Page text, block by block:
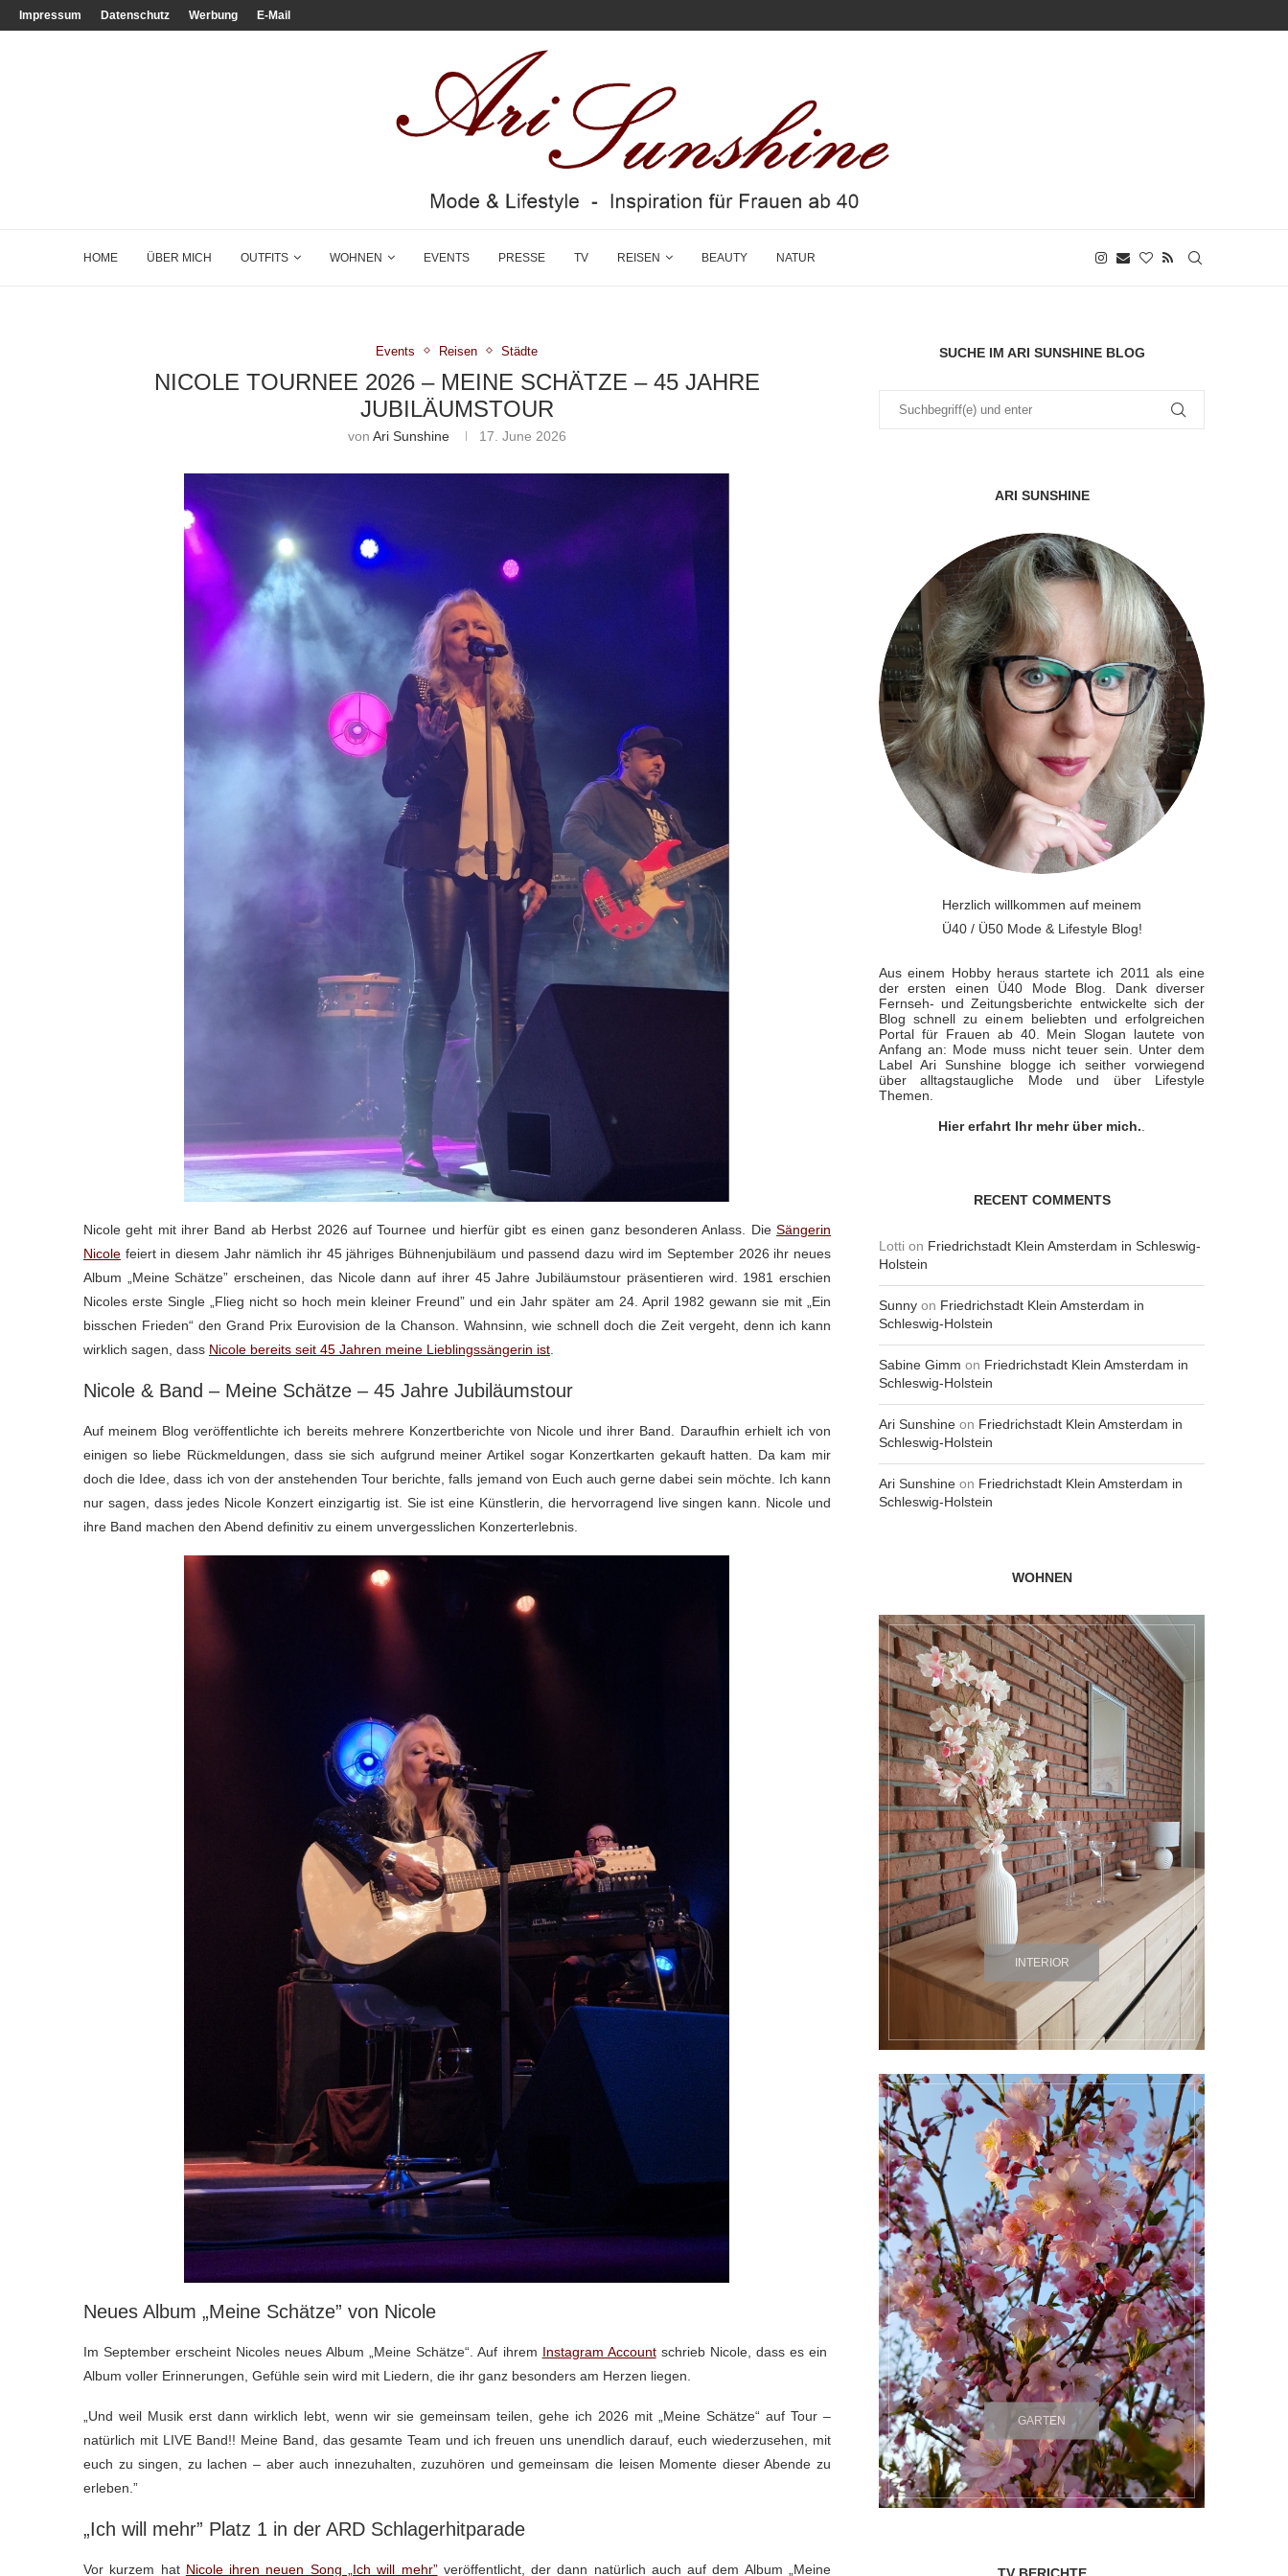
Impressum Datenschutz Werbung E-Mail
HOME ÜBER MICH OUTFITS WOHNEN EVENTS PRESSE TV REISEN BEAUTY NATUR
Events Reisen Städte
NICOLE TOURNEE 2026 – MEINE SCHÄTZE – 45 JAHRE
JUBILÄUMSTOUR
von Ari Sunshine 17. June 2026
Nicole geht mit ihrer Band ab Herbst 2026 auf Tournee und hierfür gibt es einen ganz besonderen Anlass. Die Sängerin
Nicole feiert in diesem Jahr nämlich ihr 45 jähriges Bühnenjubiläum und passend dazu wird im September 2026 ihr neues
Album „Meine Schätze” erscheinen, das Nicole dann auf ihrer 45 Jahre Jubiläumstour präsentieren wird. 1981 erschien
Nicoles erste Single „Flieg nicht so hoch mein kleiner Freund” und ein Jahr später am 24. April 1982 gewann sie mit „Ein
bisschen Frieden“ den Grand Prix Eurovision de la Chanson. Wahnsinn, wie schnell doch die Zeit vergeht, denn ich kann
wirklich sagen, dass Nicole bereits seit 45 Jahren meine Lieblingssängerin ist
Nicole & Band – Meine Schätze – 45 Jahre Jubiläumstour
Auf meinem Blog veröffentlichte ich bereits mehrere Konzertberichte von Nicole und ihrer Band. Daraufhin erhielt ich von
einigen so liebe Rückmeldungen, dass sie sich aufgrund meiner Artikel sogar Konzertkarten gekauft hatten. Da kam mir
doch die Idee, dass ich von der anstehenden Tour berichte, falls jemand von Euch auch gerne dabei sein möchte. Ich kann
nur sagen, dass jedes Nicole Konzert einzigartig ist. Sie ist eine Künstlerin, die hervorragend live singen kann. Nicole und
ihre Band machen den Abend definitiv zu einem unvergesslichen Konzerterlebnis.
Neues Album „Meine Schätze” von Nicole
Im September erscheint Nicoles neues Album „Meine Schätze“. Auf ihrem Instagram Accountschrieb Nicole, dass es ein
Album voller Erinnerungen, Gefühle sein wird mit Liedern, die ihr ganz besonders am Herzen liegen.
„Und weil Musik erst dann wirklich lebt, wenn wir sie gemeinsam teilen, gehe ich 2026 mit „Meine Schätze“ auf Tour –
natürlich mit LIVE Band!! Meine Band, das gesamte Team und ich freuen uns unendlich darauf, euch wiederzusehen, mit
euch zu singen, zu lachen – aber auch innezuhalten, zuzuhören und gemeinsam die leisen Momente dieser Abende zu
erleben.”
„Ich will mehr” Platz 1 in der ARD Schlagerhitparade
Vor kurzem hat Nicole ihren neuen Song „Ich will mehr”veröffentlicht, der dann natürlich auch auf dem Album „Meine
SUCHE IM ARI SUNSHINE BLOG
ARI SUNSHINE
Herzlich willkommen auf meinem
Ü40 / Ü50 Mode & Lifestyle Blog!
Aus einem Hobby heraus startete ich 2011 als eine
der ersten einen Ü40 Mode Blog. Dank diverser
Fernseh- und Zeitungsberichte entwickelte sich der
Blog schnell zu einem beliebten und erfolgreichen
Portal für Frauen ab 40. Mein Slogan lautete von
Anfang an: Mode muss nicht teuer sein. Unter dem
Label Ari Sunshine blogge ich seither vorwiegend
über alltagstaugliche Mode und über Lifestyle
Themen.
Hier erfahrt Ihr mehr über mich..
RECENT COMMENTS
Lotti on Friedrichstadt Klein Amsterdam in Schleswig-
Holstein
Sunny on Friedrichstadt Klein Amsterdam in
Schleswig-Holstein
Sabine Gimm on Friedrichstadt Klein Amsterdam in
Schleswig-Holstein
Ari Sunshine on Friedrichstadt Klein Amsterdam in
Schleswig-Holstein
Ari Sunshine on Friedrichstadt Klein Amsterdam in
Schleswig-Holstein
WOHNEN
INTERIOR
GARTEN